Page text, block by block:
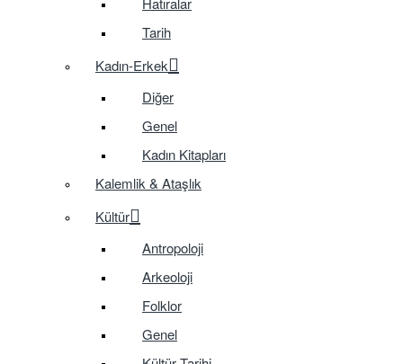
Tarih
Kadın-Erkek
Diğer
Genel
Kadın Kitapları
Kalemlik & Ataşlık
Kültür
Antropoloji
Arkeoloji
Folklor
Genel